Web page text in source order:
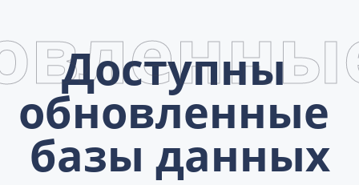
Доступны
обновленные
базы данных